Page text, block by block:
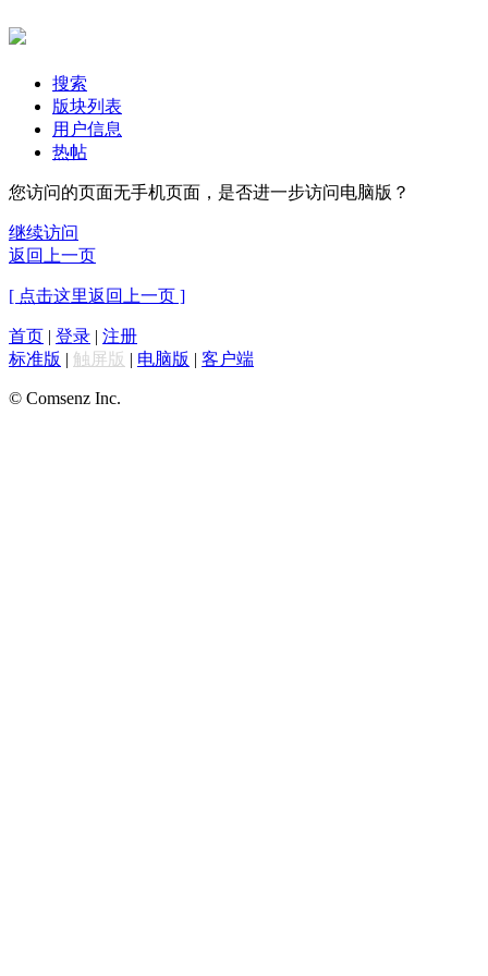
搜索
版块列表
用户信息
热帖
您访问的页面无手机页面，是否进一步访问电脑版？
继续访问
返回上一页
[ 点击这里返回上一页 ]
首页 | 登录 | 注册
标准版 | 触屏版 | 电脑版 | 客户端
© Comsenz Inc.